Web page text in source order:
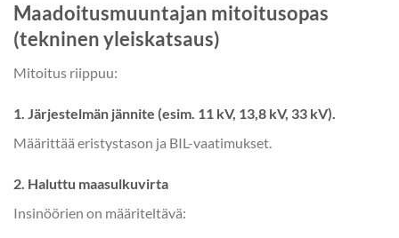
Maadoitusmuuntajan mitoitusopas
(tekninen yleiskatsaus)
Mitoitus riippuu:
1. Järjestelmän jännite (esim. 11 kV, 13,8 kV, 33 kV).
Määrittää eristystason ja BIL-vaatimukset.
2. Haluttu maasulkuvirta
Insinöörien on määriteltävä: